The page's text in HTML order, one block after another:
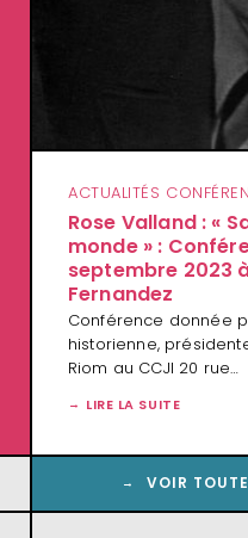
ACTUALITÉS
Rose Valland : «
monde » :
septembre 2023
Fernandez
Conférence donnée
historienne,
Riom au CCJI 20 rue…
LIRE LA SUITE
VOIR